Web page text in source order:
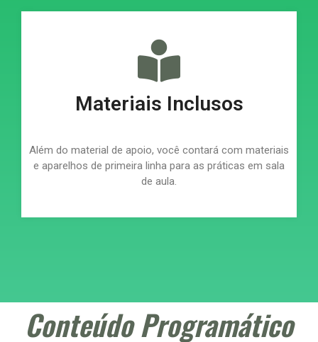
Materiais Inclusos
Além do material de apoio, você contará com materiais
e aparelhos de primeira linha para as práticas em sala
de aula.
Conteúdo Programático